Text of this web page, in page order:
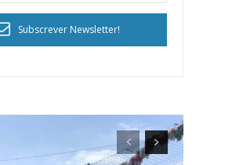
Subscrever Newsletter!